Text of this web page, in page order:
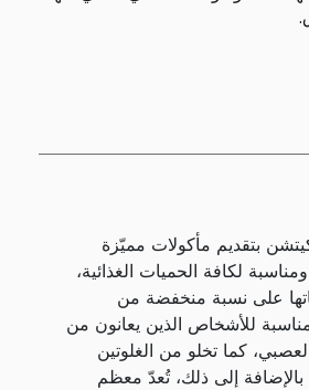
بتقديم مأكولات مميّزة
لكافة الحميات الغذائية،
على نسبة منخفضة من
للأشخاص الذين يعانون من
كما تخلو من الغلوتين
بالإضافة إلى ذلك، تُعدّ معظم